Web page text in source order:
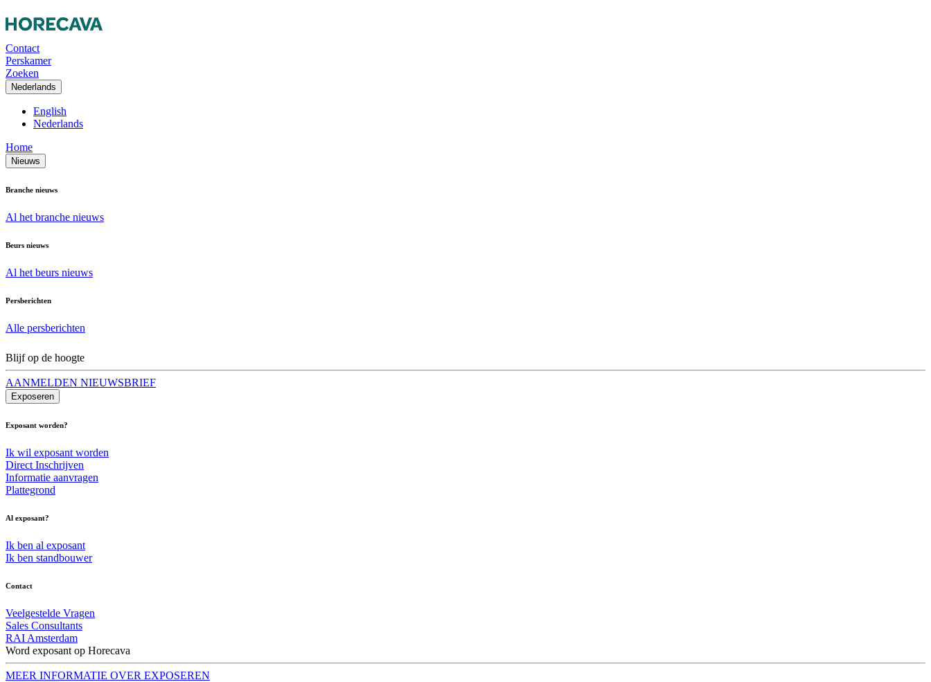
Contact
Perskamer
Zoeken
Nederlands
English
Nederlands
Home
Nieuws
Branche nieuws
Al het branche nieuws
Beurs nieuws
Al het beurs nieuws
Persberichten
Alle persberichten
Blijf op de hoogte
AANMELDEN NIEUWSBRIEF
Exposeren
Exposant worden?
Ik wil exposant worden
Direct Inschrijven
Informatie aanvragen
Plattegrond
Al exposant?
Ik ben al exposant
Ik ben standbouwer
Contact
Veelgestelde Vragen
Sales Consultants
RAI Amsterdam
Word exposant op Horecava
MEER INFORMATIE OVER EXPOSEREN